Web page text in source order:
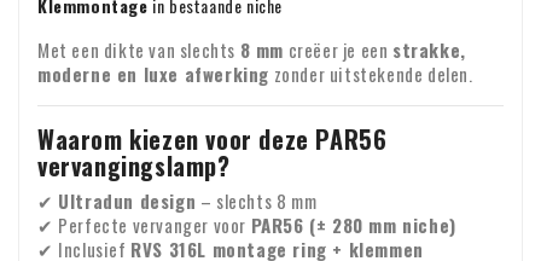
wij geen BTW over de factuur. Uw BTW-nummer wordt
automatisch gecontroleerd. Werkt uw BTW-nummer niet?
Voor vragen over verzending of andere zaken kunt u altijd
vrijblijvend contact opnemen via e-mail: info@xpropool.com
Klemmontage in bestaande niche
Met een dikte van slechts 8 mm creëer je een strakke,
moderne en luxe afwerking zonder uitstekende delen.
Waarom kiezen voor deze PAR56
vervangingslamp?
✔ Ultradun design – slechts 8 mm
✔ Perfecte vervanger voor PAR56 (± 280 mm niche)
✔ Inclusief RVS 316L montage ring + klemmen